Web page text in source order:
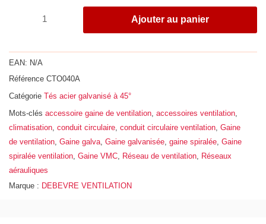
à
acier
galvanisé
Z275,
Ø
400
-
355
Ajouter au panier
EAN: N/A
Référence CTO040A
Catégorie Tés acier galvanisé à 45°
Mots-clés accessoire gaine de ventilation accessoires ventilation
climatisation conduit circulaire conduit circulaire ventilation Gaine
de ventilation Gaine galva Gaine galvanisée gaine spiralée Gaine
spiralée ventilation Gaine VMC Réseau de ventilation Réseaux
aérauliques
Marque : DEBEVRE VENTILATION